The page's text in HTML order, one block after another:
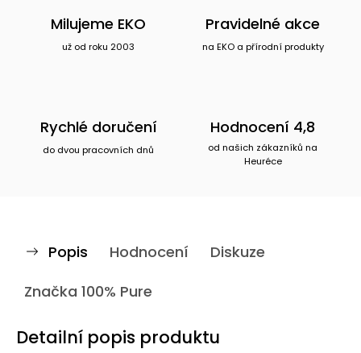
Milujeme EKO
už od roku 2003
Pravidelné akce
na EKO a přírodní produkty
Rychlé doručení
do dvou pracovních dnů
Hodnocení 4,8
od našich zákazníků na
Heuréce
Popis Hodnocení
Diskuze
Značka 100% Pure
Detailní popis produktu